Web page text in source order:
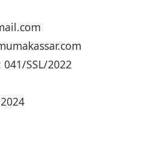
SSL/2022